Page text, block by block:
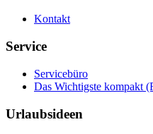
Kontakt
Service
Servicebüro
Das Wichtigste kompakt
Urlaubsideen